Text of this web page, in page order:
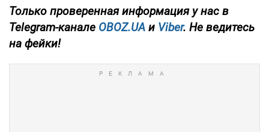
Только проверенная информация у нас в
Telegram-канале OBOZ.UA и Viber. Не ведитесь
на фейки!